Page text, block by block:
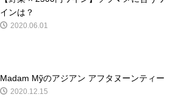
インは？
2020.06.01
Madam Mỹのアジアン アフタヌーンティー
2020.12.15